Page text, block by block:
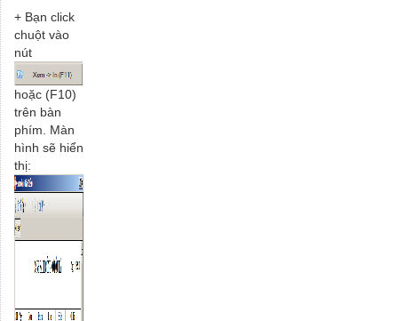
+ Bạn click
chuột vào
nút
hoặc (F10)
trên bàn
phím. Màn
hình sẽ hiển
thị: